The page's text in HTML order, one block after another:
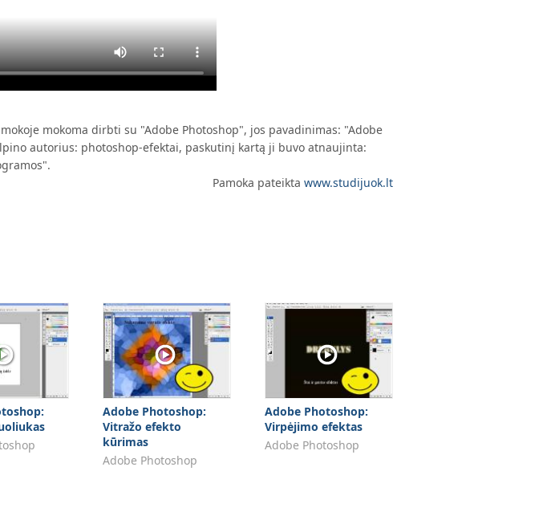
mokoma dirbti su "Adobe Photoshop", jos pavadinimas: "Adobe
autorius: photoshop-efektai, paskutinį kartą ji buvo atnaujinta:
Pamoka pateikta www.studijuok.lt
Adobe Photoshop:
Vitražo efekto
kūrimas
Adobe Photoshop
Adobe Photoshop:
Virpėjimo efektas
Adobe Photoshop